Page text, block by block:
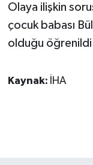
Olaya ilişkin
çocuk babası
olduğu
Kaynak: İHA
KÜLTÜR
MAGAZİN
Otomobil